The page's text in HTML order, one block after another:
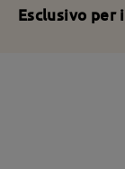
Esclusivo per